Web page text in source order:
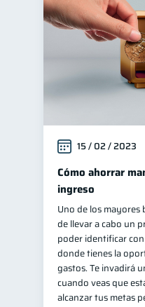
Educación
Finanzas para
Control de
Finanzas
Finanzas para
Seguridad
Salud financiera
Productos
Organización
Entidad
Préstamos 8
Consejos 6
15 / 02 / 2023
Cómo ahorrar
ingreso
Uno de los
de llevar a cabo un
poder identificar
donde tienes la
gastos. Te invadirá
cuando veas que
alcanzar tus metas